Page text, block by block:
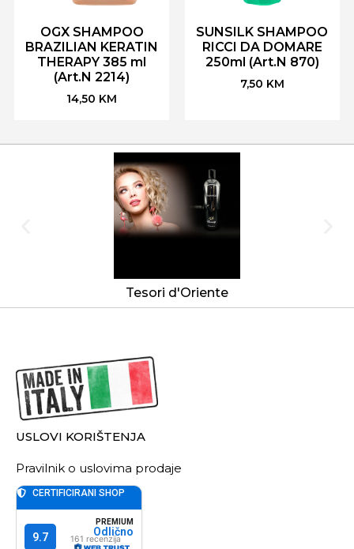
OGX SHAMPOO
BRAZILIAN KERATIN
THERAPY 385 ml
(Art.N 2214)
14,50 KM
SUNSILK SHAMPOO
RICCI DA DOMARE
250ml (Art.N 870)
7,50 KM
Tesori d'Oriente
USLOVI KORIŠTENJA
Pravilnik o uslovima prodaje